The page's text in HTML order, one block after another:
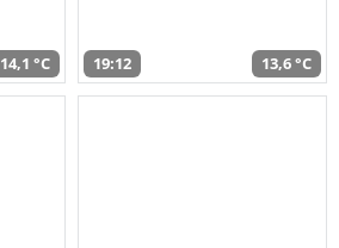
14,1 °C 19:12 13,6 °C